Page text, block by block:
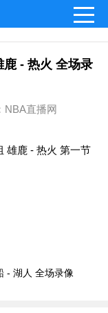
- 热火 全场录
直播网
雄鹿 - 热火 第一节
- 湖人 全场录像